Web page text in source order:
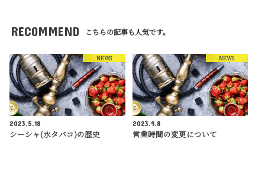
RECOMMEND こちらの記事も人気です。
NEWS
2023.5.18
シーシャ(水タバコ)の歴史
NEWS
2023.9.8
営業時間の変更について